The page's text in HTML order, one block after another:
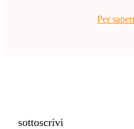
Per
sottoscrivi